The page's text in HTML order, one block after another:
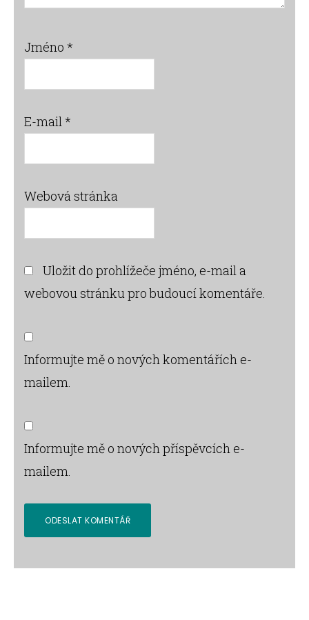
Jméno *
E-mail*
Webová stránka
Uložit do prohlížeče jméno, e-mail a
webovou stránku pro budoucí komentáře.
Informujte mě o nových komentářích e-
mailem.
Informujte mě o nových příspěvcích e-
mailem.